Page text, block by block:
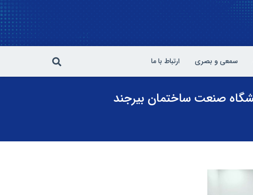
سمعی و بصری ارتباط با ما
صنعت ساختمان بیرجند